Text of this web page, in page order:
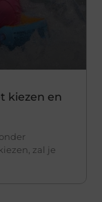
kiezen en
zal je